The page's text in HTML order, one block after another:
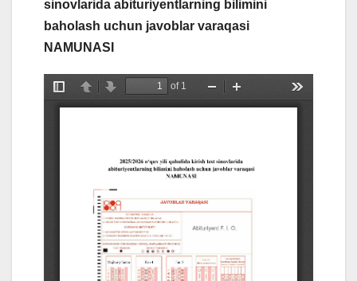
sinovlarida abituriyentlarning bilimini
baholash uchun javoblar varaqasi
NAMUNASI